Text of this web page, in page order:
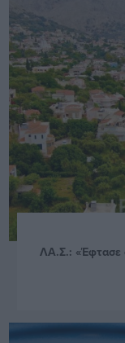
ΛΑ.Σ.: «Έφτασε